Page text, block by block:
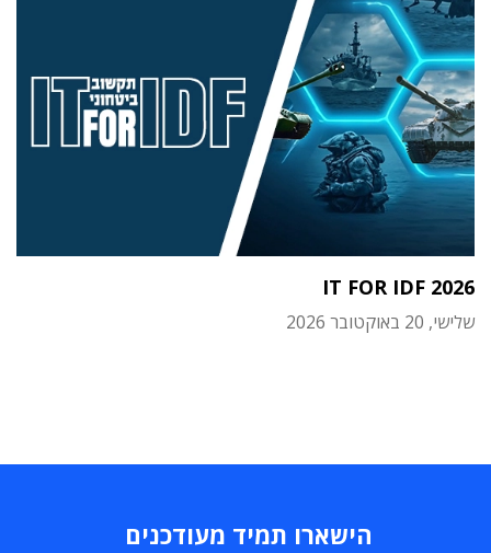
IT FOR IDF 2026
שלישי, 20 באוקטובר 2026
הישארו תמיד מעודכנים